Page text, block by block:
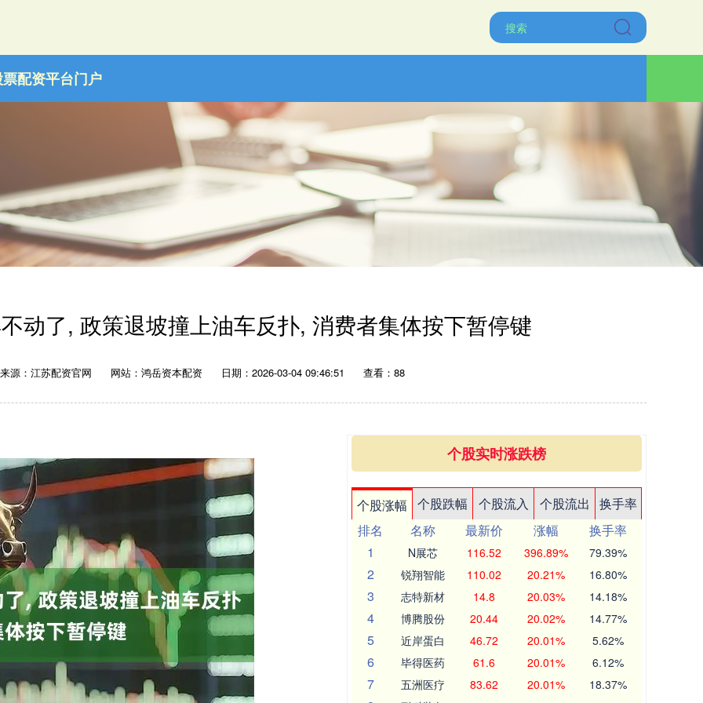
配资平台门户
动了, 政策退坡撞上油车反扑, 消费者集体按下暂停键
来源：江苏配资官网 网站：鸿岳资本配资 日期：2026-03-04 09:46:51 查看：88
个股实时涨跌榜
个股涨幅 个股跌幅 个股流入 个股流出
换手率
排名
名称 最新价 涨幅
换手率
1
N展芯 116.52 396.89% 79.39%
2 锐翔智能 110.02 20.21% 16.80%
3 志特新材 14.8 20.03% 14.18%
4 博腾股份 20.44 20.02% 14.77%
5 近岸蛋白 46.72 20.01% 5.62%
6 毕得医药 61.6 20.01% 6.12%
7 五洲医疗 83.62 20.01% 18.37%